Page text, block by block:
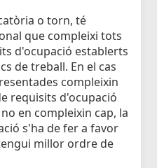
o torn, té
que compleixi tots
d'ocupació establerts
de treball. En el cas
compleixin
requisits d'ocupació
en compleixin cap, la
s'ha de fer a favor
millor ordre de